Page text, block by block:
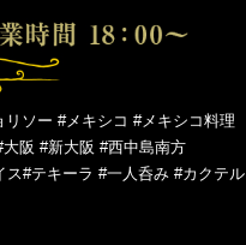
ソー #メキシコ #メキシコ料理
阪 #新大阪 #西中島南方
#テキーラ #一人呑み #カクテル